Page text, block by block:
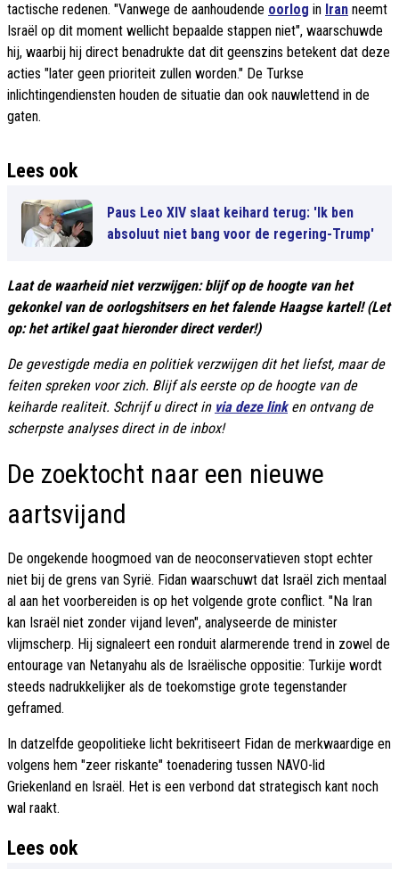
tactische redenen. "Vanwege de aanhoudende oorlog in Iran neemt
Israël op dit moment wellicht bepaalde stappen niet", waarschuwde
hij, waarbij hij direct benadrukte dat dit geenszins betekent dat deze
acties "later geen prioriteit zullen worden." De Turkse
inlichtingendiensten houden de situatie dan ook nauwlettend in de
gaten.
Lees ook
Paus Leo XIV slaat keihard terug: 'Ik ben
absoluut niet bang voor de regering-Trump'
Laat de waarheid niet verzwijgen: blijf op de hoogte van het
gekonkel van de oorlogshitsers en het falende Haagse kartel! (Let
op: het artikel gaat hieronder direct verder!)
De gevestigde media en politiek verzwijgen dit het liefst, maar de
feiten spreken voor zich. Blijf als eerste op de hoogte van de
keiharde realiteit. Schrijf u direct in via deze linken ontvang de
scherpste analyses direct in de inbox!
De zoektocht naar een nieuwe
aartsvijand
De ongekende hoogmoed van de neoconservatieven stopt echter
niet bij de grens van Syrië. Fidan waarschuwt dat Israël zich mentaal
al aan het voorbereiden is op het volgende grote conflict. "Na Iran
kan Israël niet zonder vijand leven", analyseerde de minister
vlijmscherp. Hij signaleert een ronduit alarmerende trend in zowel de
entourage van Netanyahu als de Israëlische oppositie: Turkije wordt
steeds nadrukkelijker als de toekomstige grote tegenstander
geframed.
In datzelfde geopolitieke licht bekritiseert Fidan de merkwaardige en
volgens hem "zeer riskante" toenadering tussen NAVO-lid
Griekenland en Israël. Het is een verbond dat strategisch kant noch
wal raakt.
Lees ook